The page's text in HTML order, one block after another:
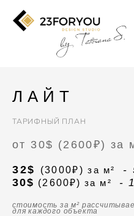
ЛАЙТ
ТАРИФНЫЙ ПЛАН
от 30$ (2600₽) за
32$ (3000₽)за м² -
30$ (2600₽)за м² -
стоимость за м²
для каждого объекта